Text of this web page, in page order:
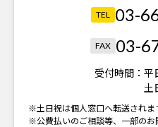
TEL 03-
FAX 03-
受付時間： 平
土
※土日祝は個人窓口へ転送されま
※公費払いのご相談等、一部のお